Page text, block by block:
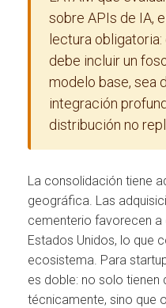
sobre APIs de IA,
lectura
debe incluir un
modelo base, sea
integración
distribución no
La consolidación tiene
geográfica. Las
cementerio favorecen
Estados Unidos, lo que
ecosistema. Para
es doble: no solo tienen
técnicamente, sino que